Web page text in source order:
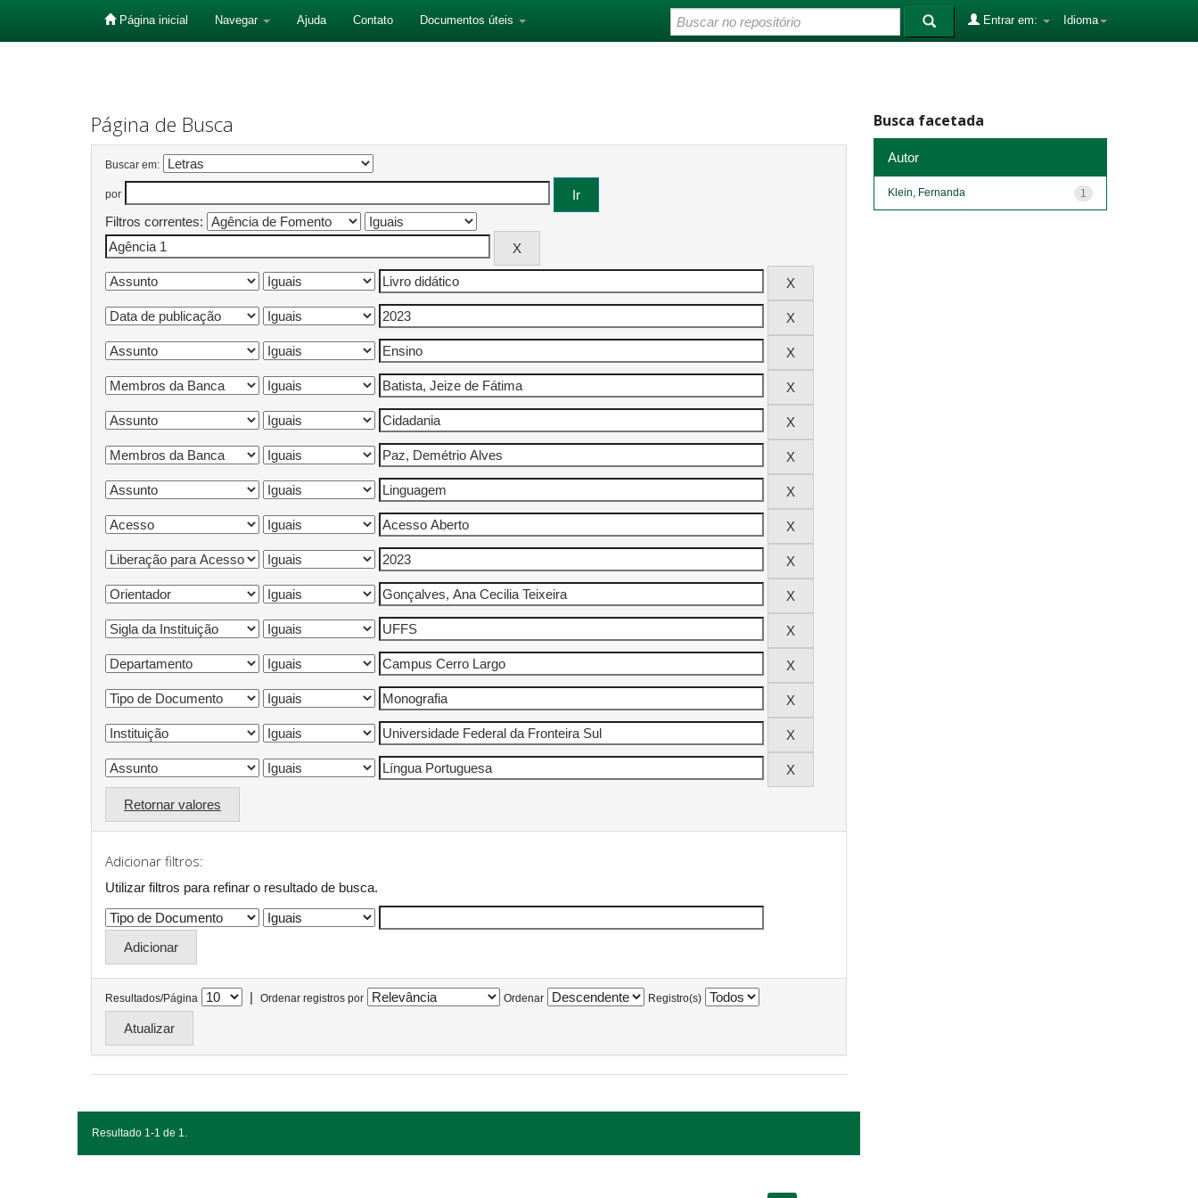
Página inicial Navegar Ajuda Contato Documentos úteis Idioma
Entrar em:
Página de Busca
Buscar em:
por
Filtros correntes:
Retornar valores
Adicionar filtros:
Utilizar filtros para refinar o resultado de busca.
Resultados/Página | Ordenar registros por Ordenar Registro(s)
Resultado 1-1 de 1.
Busca facetada
Autor
1
Klein, Fernanda